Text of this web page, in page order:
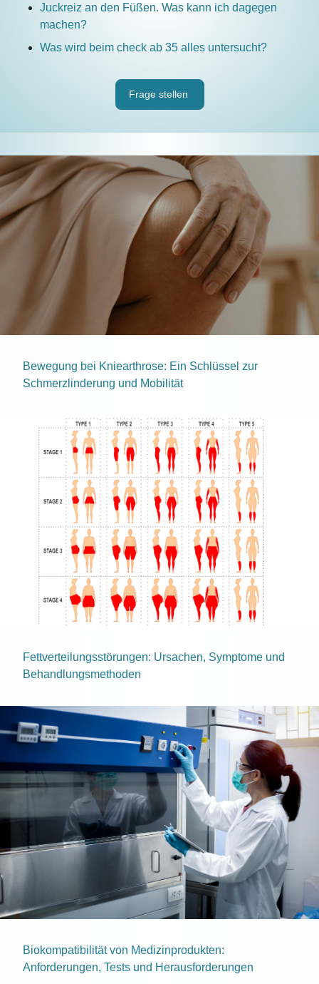
Juckreiz an den Füßen. Was kann ich dagegen
machen?
Was wird beim check ab 35 alles untersucht?
Frage stellen
Bewegung bei Kniearthrose: Ein Schlüssel zur
Schmerzlinderung und Mobilität
Fettverteilungsstörungen: Ursachen, Symptome und
Behandlungsmethoden
Biokompatibilität von Medizinprodukten:
Anforderungen, Tests und Herausforderungen